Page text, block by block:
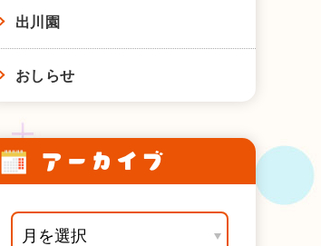
出川園
おしらせ
アーカイブ